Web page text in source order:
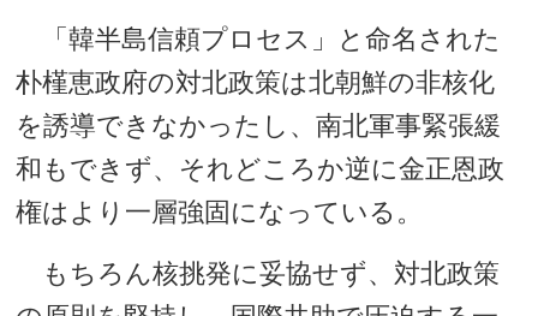
「韓半島信頼プロセス」と命名された
朴槿恵政府の対北政策は北朝鮮の非核化
を誘導できなかったし、南北軍事緊張緩
和もできず、それどころか逆に金正恩政
権はより一層強固になっている。
もちろん核挑発に妥協せず、対北政策